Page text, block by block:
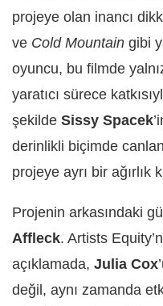
projeye olan inancı
ve Cold Mountain gibi
oyuncu, bu filmde
yaratıcı sürece
şekilde Sissy Spacek
derinlikli biçimde
projeye ayrı bir ağırlık
Projenin arkasındaki
Affleck. Artists
açıklamada, Julia Cox
değil, aynı zamanda